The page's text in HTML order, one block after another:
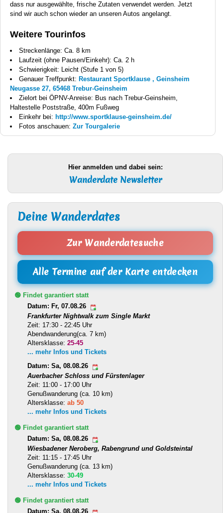
dass nur ausgewählte, frische Zutaten verwendet werden. Jetzt
sind wir auch schon wieder an unseren Autos angelangt.
Weitere Tourinfos
Streckenlänge: Ca. 8 km
Laufzeit (ohne Pausen/Einkehr): Ca. 2 h
Schwierigkeit: Leicht (Stufe 1 von 5)
Genauer Treffpunkt: Restaurant Sportklause , Geinsheim
Neugasse 27, 65468 Trebur-Geinsheim
Zielort bei ÖPNV-Anreise: Bus nach Trebur-Geinsheim,
Haltestelle Poststraße, 400m Fußweg
Einkehr bei: http://www.sportklause-geinsheim.de/
Fotos anschauen: Zur Tourgalerie
Hier anmelden und dabei sein:
Wanderdate Newsletter
Deine Wanderdates
Zur Wanderdatesuche
Alle Termine auf der Karte entdecken
🟢 Findet garantiert statt
Datum: Fr, 07.08.26
Frankfurter Nightwalk zum Single Markt
Zeit: 17:30 - 22:45 Uhr
Abendwanderung(ca. 7 km)
Altersklasse: 25-45
... mehr Infos und Tickets
Datum: Sa, 08.08.26
Auerbacher Schloss und Fürstenlager
Zeit: 11:00 - 17:00 Uhr
Genußwanderung (ca. 10 km)
Altersklasse: ab 50
... mehr Infos und Tickets
🟢 Findet garantiert statt
Datum: Sa, 08.08.26
Wiesbadener Neroberg, Rabengrund und Goldsteintal
Zeit: 11:15 - 17:45 Uhr
Genußwanderung (ca. 13 km)
Altersklasse: 30-49
... mehr Infos und Tickets
🟢 Findet garantiert statt
Datum: Sa, 08.08.26